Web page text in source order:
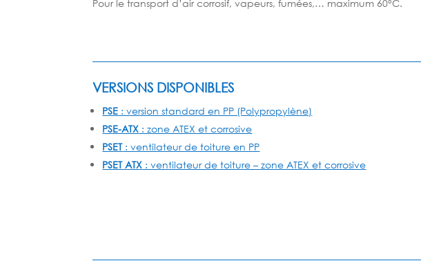
Pour le transport d’air corrosif, vapeurs, fumées,… maximum 60°C.
VERSIONS DISPONIBLES
PSE : version standard en PP (Polypropylène)
PSE-ATX : zone ATEX et corrosive
PSET: ventilateur de toiture en PP
PSET ATX : ventilateur de toiture – zone ATEX et corrosive